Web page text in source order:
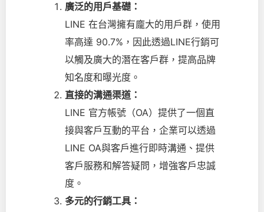
廣泛的用戶基礎：
LINE 在台灣擁有龐大的用戶群，使用
率高達 90.7%，因此透過LINE行銷可
以觸及廣大的潛在客戶群，提高品牌
知名度和曝光度。
直接的溝通渠道：
LINE 官方帳號（OA）提供了一個直
接與客戶互動的平台，企業可以透過
LINE OA與客戶進行即時溝通、提供
客戶服務和解答疑問，增強客戶忠誠
度。
多元的行銷工具：